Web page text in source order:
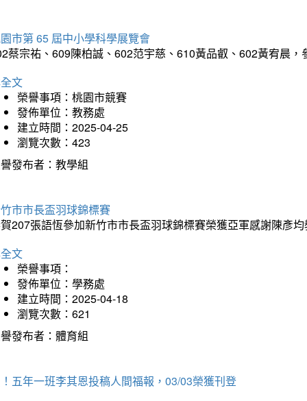
市第 65 屆中小學科學展覽會
蔡宗祐、609陳柏誠、602范宇慈、610黃品叡、602黃宥晨
文
榮譽事項：桃園市競賽
發佈單位：教務處
建立時間：2025-04-25
瀏覽次數：423
發布者：教學組
市市長盃羽球錦標賽
207張語恆參加新竹市市長盃羽球錦標賽榮獲亞軍感謝陳彥
文
榮譽事項：
發佈單位：學務處
建立時間：2025-04-18
瀏覽次數：621
發布者：體育組
五年一班李其恩投稿人間福報，03/03榮獲刊登